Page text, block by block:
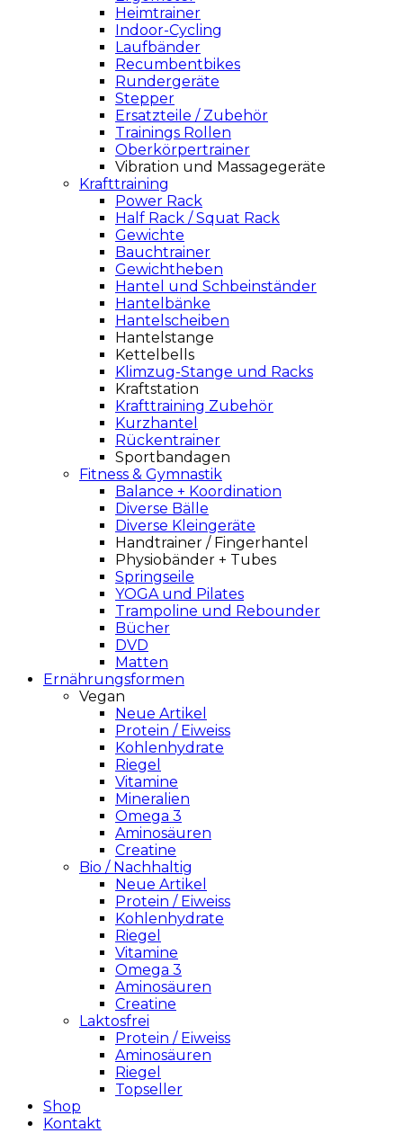
Heimtrainer
Indoor-Cycling
Laufbänder
Recumbentbikes
Rundergeräte
Stepper
Ersatzteile / Zubehör
Trainings Rollen
Oberkörpertrainer
Vibration und Massagegeräte
Krafttraining
Power Rack
Half Rack / Squat Rack
Gewichte
Bauchtrainer
Gewichtheben
Hantel und Schbeinständer
Hantelbänke
Hantelscheiben
Hantelstange
Kettelbells
Klimzug-Stange und Racks
Kraftstation
Krafttraining Zubehör
Kurzhantel
Rückentrainer
Sportbandagen
Fitness & Gymnastik
Balance + Koordination
Diverse Bälle
Diverse Kleingeräte
Handtrainer / Fingerhantel
Physiobänder + Tubes
Springseile
YOGA und Pilates
Trampoline und Rebounder
Bücher
DVD
Matten
Ernährungsformen
Vegan
Neue Artikel
Protein / Eiweiss
Kohlenhydrate
Riegel
Vitamine
Mineralien
Omega 3
Aminosäuren
Creatine
Bio / Nachhaltig
Neue Artikel
Protein / Eiweiss
Kohlenhydrate
Riegel
Vitamine
Omega 3
Aminosäuren
Creatine
Laktosfrei
Protein / Eiweiss
Aminosäuren
Riegel
Topseller
Shop
Kontakt